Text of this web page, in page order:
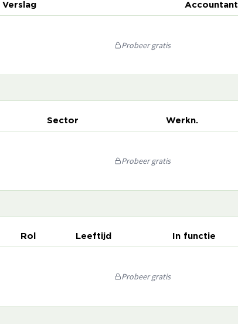
Verslag Accountant
Probeer gratis
Sector Werkn.
Probeer gratis
Rol Leeftijd In functie
Probeer gratis